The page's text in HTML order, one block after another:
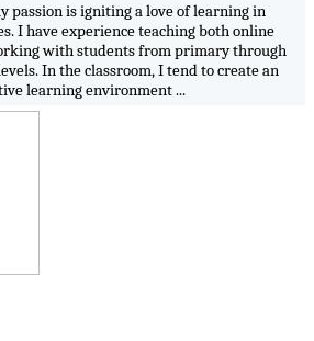
passion is igniting a love of learning in
I have experience teaching both online
with students from primary through
In the classroom, I tend to create an
learning environment ...